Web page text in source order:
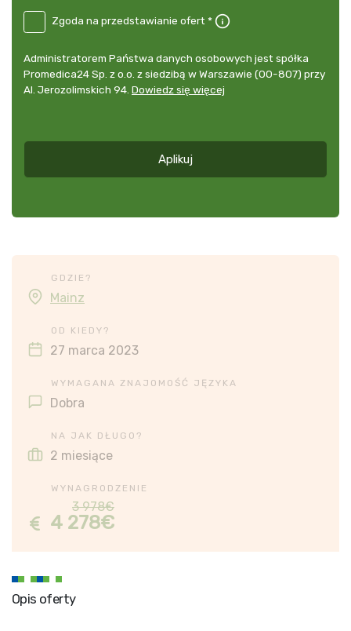
wycofania
dowolnym
momencie
udzielonej
DE
przedstawianie
Zgoda na przedstawianie ofert *
Administrator
danych
osobowych
Administratorem Państwa danych osobowych jest spółka
Promedica24 Sp. z o.o. z siedzibą w Warszawie (00-807) przy
Al. Jerozolimskich 94. Dowiedz się więcej
Aplikuj
GDZIE?
Mainz
OD KIEDY?
27 marca 2023
WYMAGANA ZNAJOMOŚĆ JĘZYKA
Dobra
NA JAK DŁUGO?
2 miesiące
WYNAGRODZENIE
3 978€
4 278€
Opis oferty